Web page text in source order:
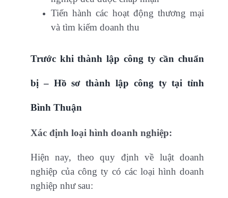
Tiến hành các hoạt động thương mại
và tìm kiếm doanh thu
Trước khi thành lập công ty cần chuẩn
bị – Hồ sơ thành lập công ty tại tỉnh
Bình Thuận
Xác định loại hình doanh nghiệp:
Hiện nay, theo quy định về luật doanh
nghiệp của công ty có các loại hình doanh
nghiệp như sau: